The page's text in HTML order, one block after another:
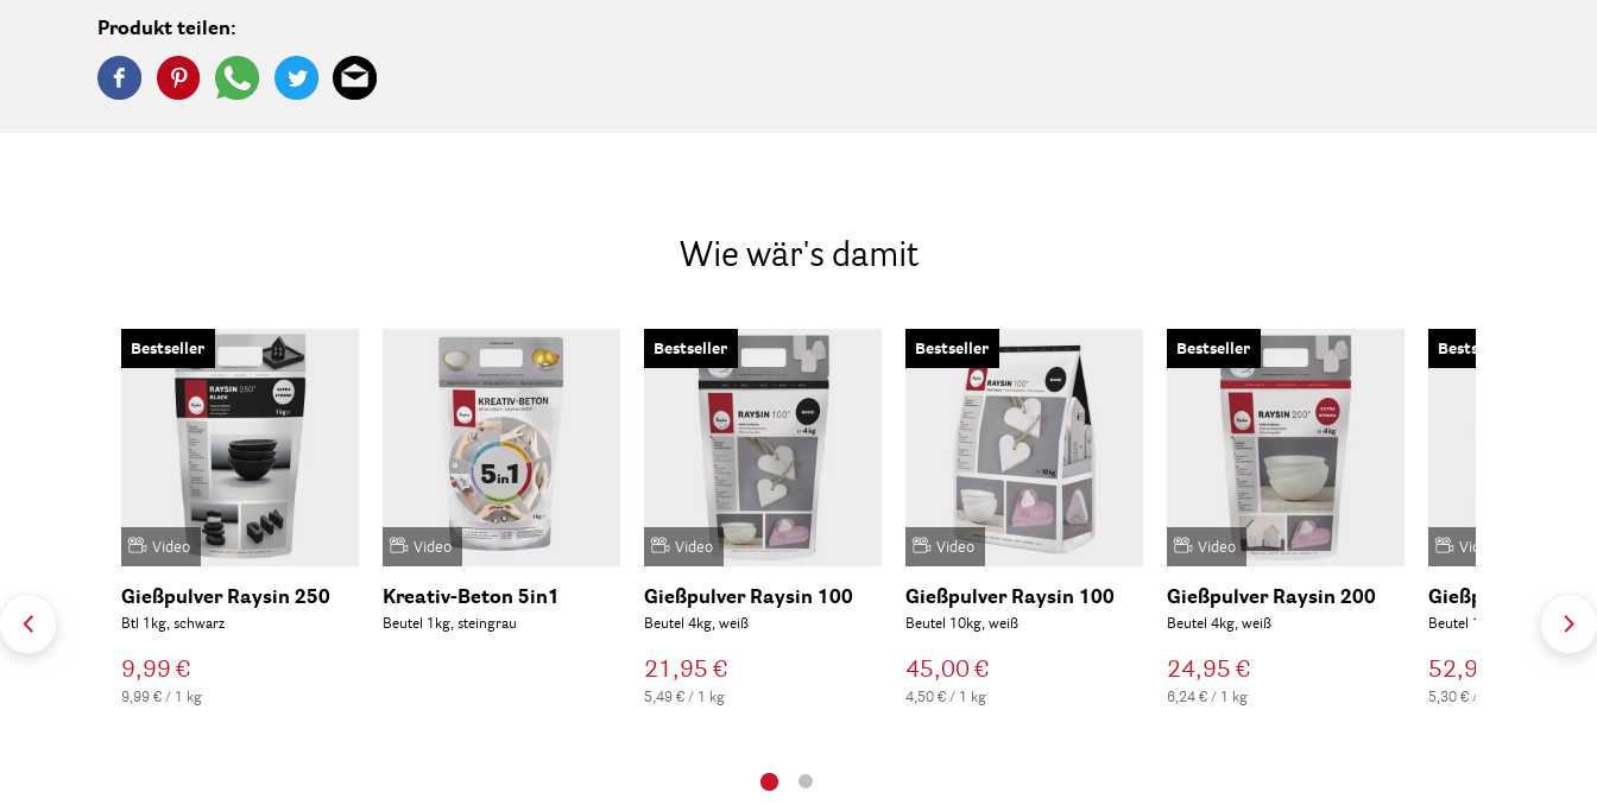
Produkt teilen:
Wie wär's damit
Bestseller
Video
Gießpulver Raysin 250
Btl 1kg, schwarz
9,99 €
9,99 € / 1 kg
Video
Kreativ-Beton 5in1
Beutel 1kg, steingrau
Bestseller
Video
Gießpulver Raysin 100
Beutel 4kg, weiß
21,95 €
5,49 € / 1 kg
Bestseller
Video
Gießpulver Raysin 100
Beutel 10kg, weiß
45,00 €
4,50 € / 1 kg
Bestseller
Video
Gießpulver Raysin 200
Beutel 4kg, weiß
24,95 €
6,24 € / 1 kg
Bestseller
Video
Gießpulver
Beutel 10kg, weiß
52,95 €
5,30 € / 1 kg